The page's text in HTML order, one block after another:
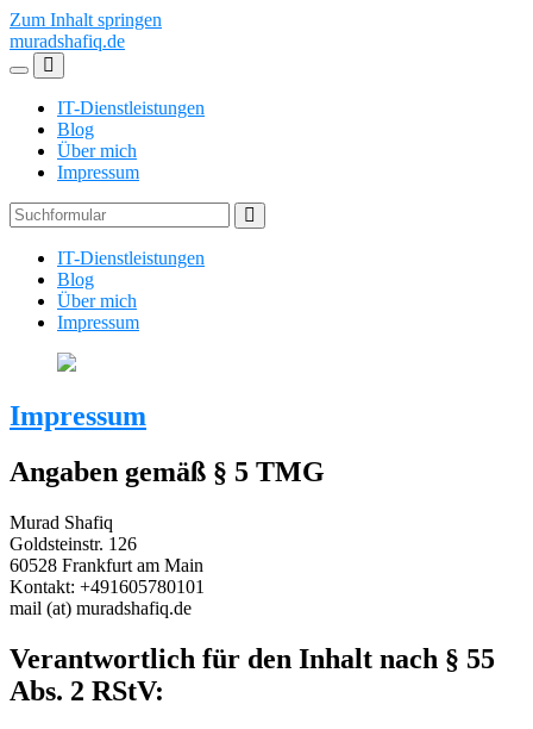
Zum Inhalt springen
muradshafiq.de
Mobil-
umschalten
Suchfeld
umschalten
IT-Dienstleistungen
Blog
Über mich
Impressum
IT-Dienstleistungen
Blog
Über mich
Impressum
Impressum
Angaben gemäß § 5 TMG
Murad Shafiq
Goldsteinstr. 126
60528 Frankfurt am Main
Kontakt: +491605780101
mail (at) muradshafiq.de
Verantwortlich für den Inhalt nach § 55
Abs. 2 RStV: